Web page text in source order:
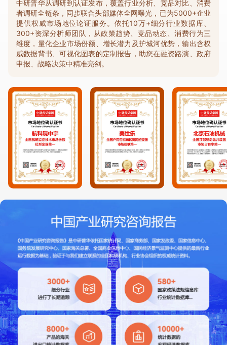
中研普华从调研到认证发布，覆盖行业分析、竞品对比、消费
者调研全链条，同步联合头部媒体全网曝光，已为5000+企业
提供权威市场地位论证服务。依托10万+细分行业数据库、
300+资深分析师团队，从政策趋势、竞品动态、消费行为三
维度，量化企业市场份额、增长潜力及护城河优势，输出含权
威数据背书、可视化图表的定制报告，助您在融资路演、政府
申报、战略决策中精准亮剑。